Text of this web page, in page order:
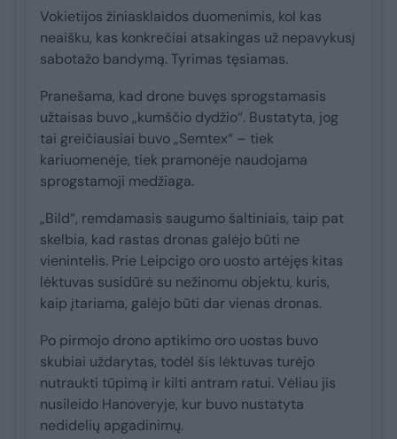
Vokietijos žiniasklaidos duomenimis, kol kas
neaišku, kas konkrečiai atsakingas už nepavykusį
sabotažo bandymą. Tyrimas tęsiamas.
Pranešama, kad drone buvęs sprogstamasis
užtaisas buvo „kumščio dydžio“. Bustatyta, jog
tai greičiausiai buvo „Semtex“ – tiek
kariuomenėje, tiek pramonėje naudojama
sprogstamoji medžiaga.
„Bild“, remdamasis saugumo šaltiniais, taip pat
skelbia, kad rastas dronas galėjo būti ne
vienintelis. Prie Leipcigo oro uosto artėjęs kitas
lėktuvas susidūrė su nežinomu objektu, kuris,
kaip įtariama, galėjo būti dar vienas dronas.
Po pirmojo drono aptikimo oro uostas buvo
skubiai uždarytas, todėl šis lėktuvas turėjo
nutraukti tūpimą ir kilti antram ratui. Vėliau jis
nusileido Hanoveryje, kur buvo nustatyta
nedidelių apgadinimų.